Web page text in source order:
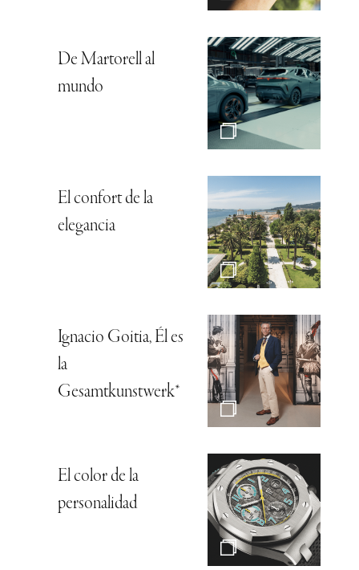
De Martorell al
mundo
El confort de la
elegancia
Ignacio Goitia, Él es
la
Gesamtkunstwerk*
El color de la
personalidad